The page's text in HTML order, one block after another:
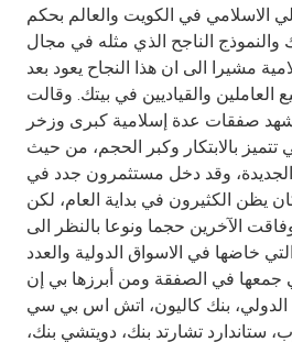
Kingdom of Bahrain
الاسلامي في الكويت والعالم بحكم
والنموذج الناجح الذي مثله في مجال
مشيرا الى ان هذا النجاح يعود بعد
العاملين والقياديين في بيتك. وقالت
ان عام 2006 شهد صفقات عدة إسلامية كبرى وزخر
تتميز بالابتكار وكبر الحجم، من حيث
الجديدة، وقد دخل مستثمرون جدد في
يظن الكثيرون في بداية العام، لكن
الآخرين حجما ونوعا بالنظر الى
خاضها في الاسواق الدولية والعدد
جمعها في الصفقة ومن أبرزها بي إن
الدولي، بنك كاليون، اتش اس بي سي
ستاندارد تشارتد بنك، دويتشي بنك،